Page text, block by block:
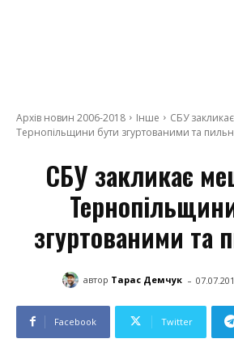
Архів новин 2006-2018 Інше
СБУ
Тернопільщини бути згуртованими та
СБУ закликає
згуртованими та
автор Тарас Демчук -
Facebook Twitter